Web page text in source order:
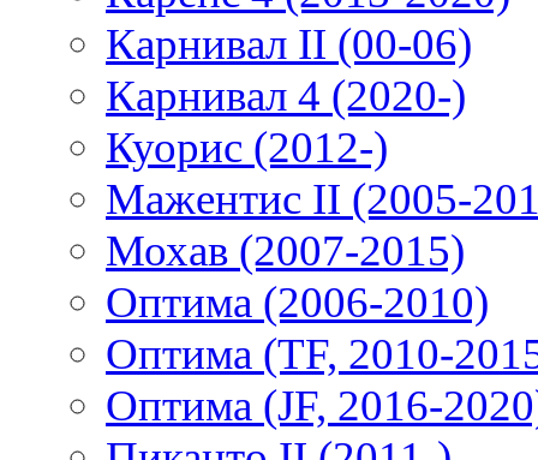
Карнивал II (00-06)
Карнивал 4 (2020-)
Куорис (2012-)
Мажентис II (2005-
Мохав (2007-2015)
Оптима (2006-2010)
Оптима (TF, 2010-
Оптима (JF, 2016-